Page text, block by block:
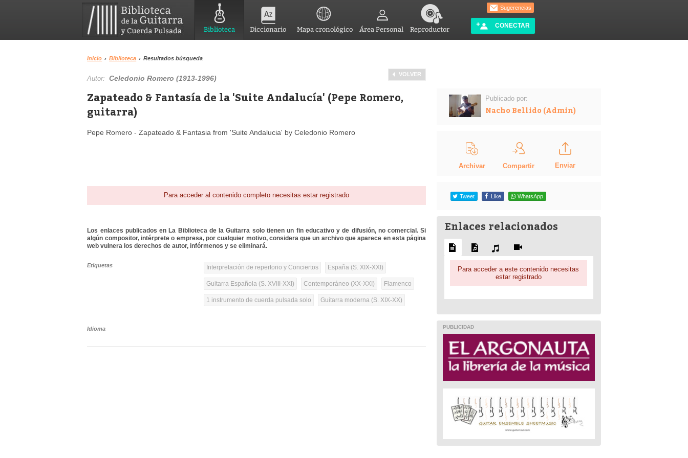
Biblioteca Diccionario Mapa cronológico Área Personal Reproductor
Sugerencias
CONECTAR
Inicio › Biblioteca › Resultados búsqueda
VOLVER
Autor:Celedonio Romero (1913-1996)
Zapateado & Fantasía de la 'Suite Andalucía' (Pepe Romero,
guitarra)
Pepe Romero - Zapateado & Fantasia from 'Suite Andalucia' by Celedonio Romero
Para acceder al contenido completo necesitas estar registrado
Los enlaces publicados en La Biblioteca de la Guitarra solo tienen un fin educativo y de difusión, no comercial. Si
algún compositor, intérprete o empresa, por cualquier motivo, considera que un archivo que aparece en esta página
web vulnera los derechos de autor, infórmenos y se eliminará.
Etiquetas Interpretación de repertorio y Conciertos España (S. XIX-XXI)
Guitarra Española (S. XVIII-XXI) Contemporáneo (XX-XXI) Flamenco
1 instrumento de cuerda pulsada solo Guitarra moderna (S. XIX-XX)
Idioma
Publicado por:
Nacho Bellido (Admin)
Archivar Compartir Enviar
Tweet Like WhatsApp
Enlaces relacionados
Para acceder a este contenido necesitas
estar registrado
PUBLICIDAD